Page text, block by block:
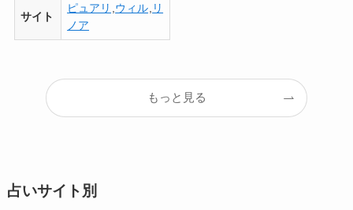
サイト
ピュアリ ,ウィル, リ
ノア
もっと見る
占いサイト別